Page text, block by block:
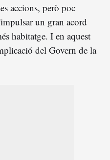
accions, però poc
un gran acord
habitatge. I en aquest
del Govern de la